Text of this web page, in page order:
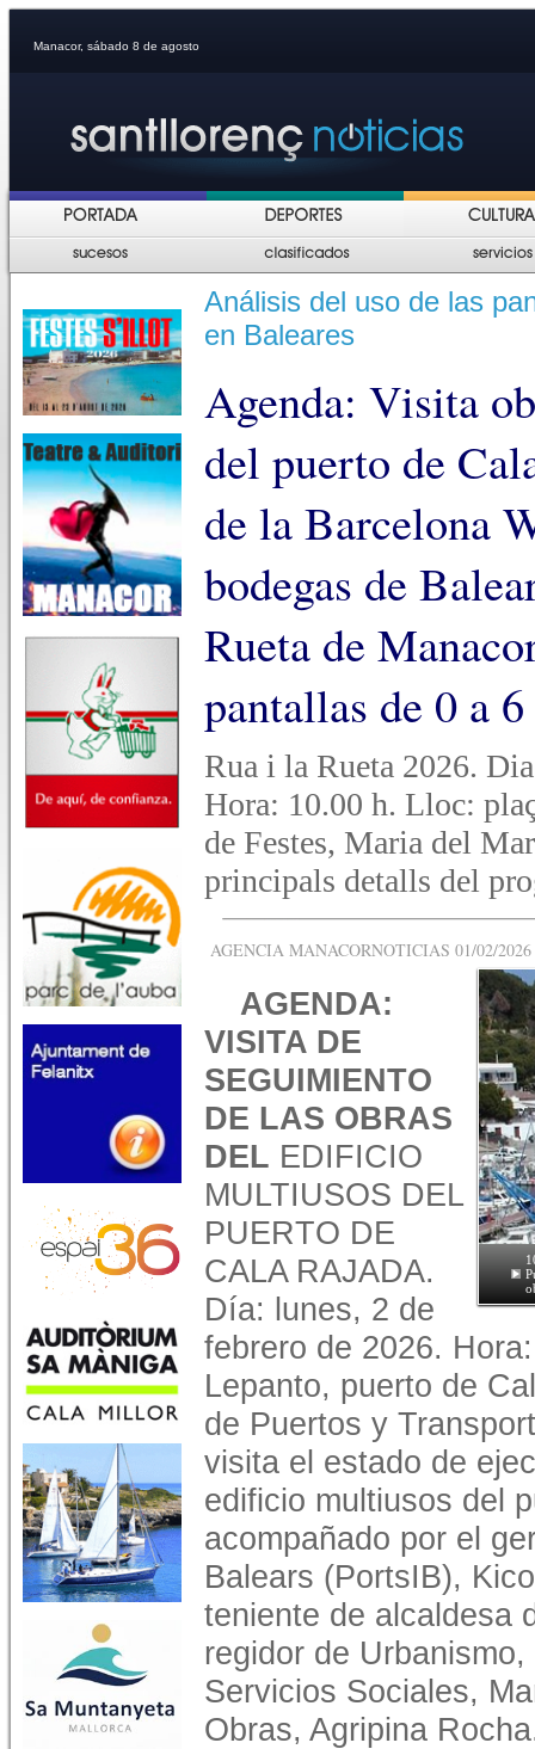
Manacor, sábado 8 de agosto
Análisis del uso de las
en Baleares
Agenda: Visita
del puerto de
de la Barcelona
bodegas de
Rueta de
pantallas de 0 a 6
Rua i la Rueta 2026.
Hora: 10.00 h. Lloc:
de Festes, Maria del
principals detalls del
AGENCIA MANACORNOTICIAS 01/02/
AGENDA:
VISITA DE
SEGUIMIENTO
DE LAS OBRAS
DEL EDIFICIO
MULTIUSOS DEL
PUERTO DE
CALA RAJADA.
Día: lunes, 2 de
febrero de 2026.
Lepanto, puerto de
de Puertos y
visita el estado de
edificio multiusos del
acompañado por el
Balears (PortsIB),
teniente de alcaldesa
regidor de
Servicios Sociales,
Obras, Agripina